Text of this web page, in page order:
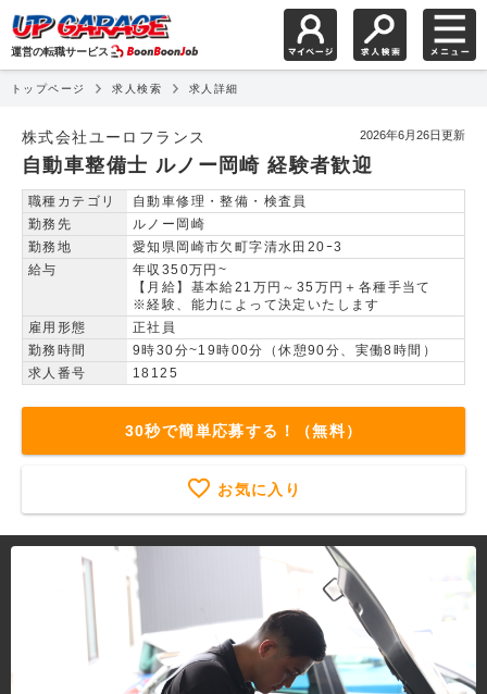
運営の転職サービス
トップページ 求人検索 求人詳細
株式会社ユーロフランス 2026年6月26日更新
自動車整備士 ルノー岡崎 経験者歓迎
職種カテゴリ
自動車修理・整備・検査員
勤務先
ルノー岡崎
勤務地
愛知県岡崎市欠町字清水田20ｰ3
給与
年収350万円~
【月給】基本給21万円～35万円＋各種手当て
※経験、能力によって決定いたします
雇用形態
正社員
勤務時間
9時30分~19時00分（休憩90分、実働8時間）
求人番号
18125
30秒で簡単応募する！（無料）
お気に入り